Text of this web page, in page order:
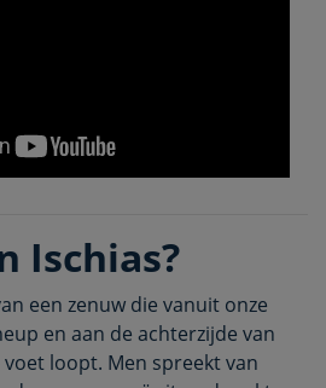
Ischias?
een zenuw die vanuit onze
en aan de achterzijde van
loopt. Men spreekt van